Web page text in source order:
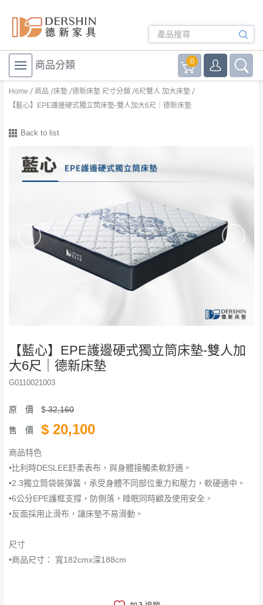
商品分類 0
Home 商品 床墊 德新床墊 尺寸分類
6尺雙人 加大床墊
【藍心】EPE護邊硬式獨立筒床墊-雙人加大6尺｜德新床墊
Back to list
【藍心】EPE護邊硬式獨立筒床墊-雙人加
大6尺｜德新床墊
G0110021003
原 價 $32,160
售 價 $ 20,100
商品特色
•比利時DESLEE舒柔表布，與身體接觸柔軟舒適。
•2.3獨立筒袋裝彈簧，承受身體不同部位重力和壓力，軟硬適中。
•6公分EPE護框支撐，防側落，睡眠同時顧及使用安全。
•反面採用止滑布，讓床墊不易滑動。
尺寸
•商品尺寸： 寬182cmx深188cm